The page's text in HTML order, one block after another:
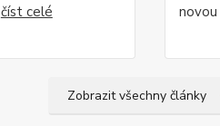
číst celé
novou
Zobrazit všechny články